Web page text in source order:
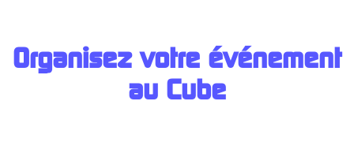
Organisez votre événement
au Cube